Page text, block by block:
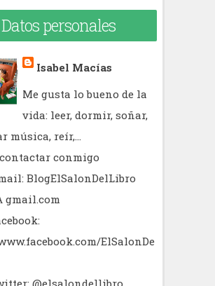
Datos personales
Isabel Macías
Me gusta lo bueno de la
vida: leer, dormir, soñar,
música, reír,...
conmigo
BlogElSalonDelLibro
gmail.com
ElSalonDe
@elsalondellibro